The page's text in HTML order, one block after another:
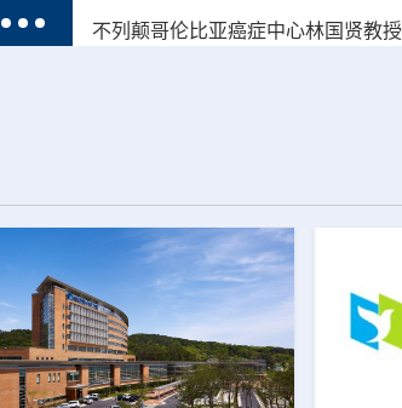
中核辐智正式设立 中国同